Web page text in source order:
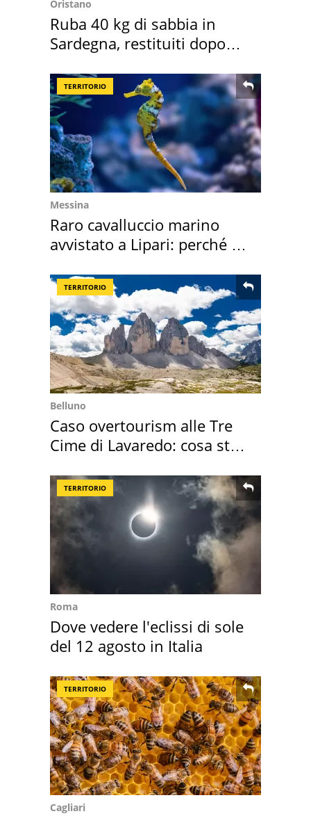
Oristano
Ruba 40 kg di sabbia in
Sardegna, restituiti dopo
TERRITORIO
Messina
Raro cavalluccio marino
avvistato a Lipari: perché è
TERRITORIO
Belluno
Caso overtourism alle Tre
Cime di Lavaredo: cosa sta
TERRITORIO
Roma
Dove vedere l'eclissi di sole
del 12 agosto in Italia
TERRITORIO
Cagliari